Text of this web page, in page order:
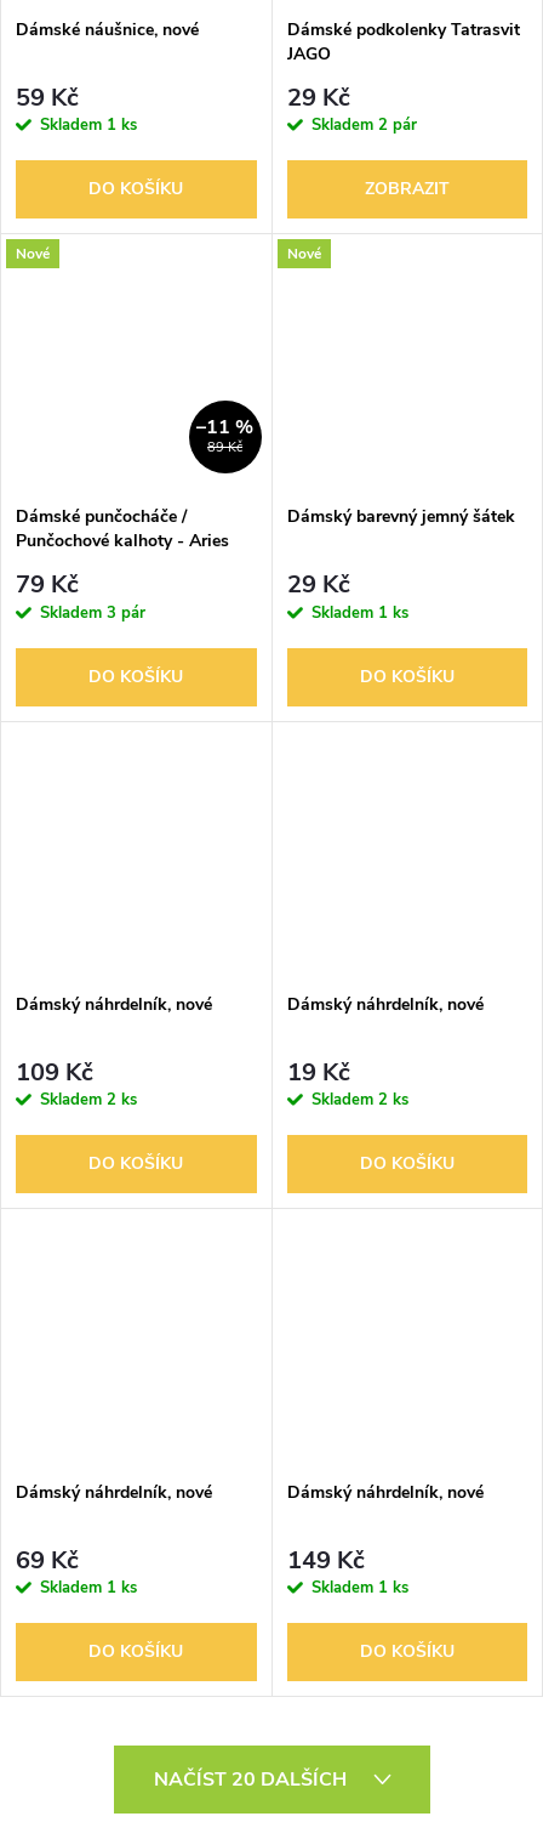
Dámské náušnice, nové
59 Kč
Skladem 1 ks
DO KOŠÍKU
Dámské podkolenky Tatrasvit
JAGO
29 Kč
Skladem 2 pár
ZOBRAZIT
Nové
89 Kč
–11 %
Dámské punčocháče /
Punčochové kalhoty - Aries
79 Kč
Skladem 3 pár
DO KOŠÍKU
Nové
Dámský barevný jemný šátek
29 Kč
Skladem 1 ks
DO KOŠÍKU
Dámský náhrdelník, nové
109 Kč
Skladem 2 ks
DO KOŠÍKU
Dámský náhrdelník, nové
19 Kč
Skladem 2 ks
DO KOŠÍKU
Dámský náhrdelník, nové
69 Kč
Skladem 1 ks
DO KOŠÍKU
Dámský náhrdelník, nové
149 Kč
Skladem 1 ks
DO KOŠÍKU
NAČÍST 20 DALŠÍCH